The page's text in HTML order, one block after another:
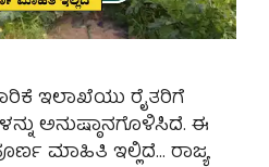
ಇಲಾಖೆಯು ರೈತರಿಗೆ
ಅನುಷ್ಠಾನಗೊಳಿಸಿದೆ. ಈ
ಮಾಹಿತಿ ಇಲ್ಲಿದೆ… ರಾಜ್ಯ